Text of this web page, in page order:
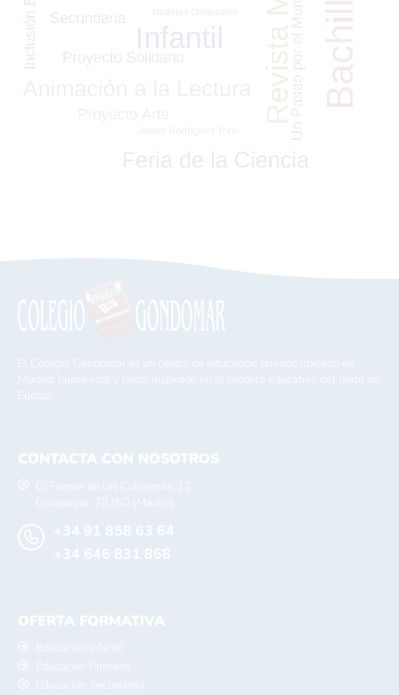
El Colegio Gondomar es un centro de educación privado ubicado en
Madrid, humanista y laico, inspirado en el modelo educativo del norte de
Europa.
CONTACTA CON NOSOTROS
C/ Fuente de las Colmenas, 12
Galapagar, 28260 (Madrid)
+34 91 858 63 64
+34 646 831 868
OFERTA FORMATIVA
Educación Infantil
Educación Primaria
Educación Secundaria